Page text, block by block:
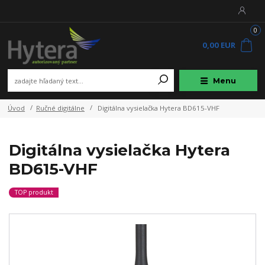
Menu
0
0,00 EUR
Úvod Ručné digitálne Digitálna vysielačka Hytera BD615-VHF
Digitálna vysielačka Hytera
BD615-VHF
TOP produkt